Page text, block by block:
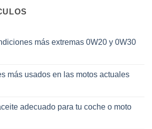
más extremas 0W20 y 0W30
más usados en las motos actuales
adecuado para tu coche o moto